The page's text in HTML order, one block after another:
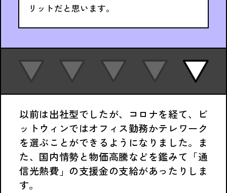
リットだと思います。
以前は出社型でしたが、コロナを経て、ビ
ットウィンではオフィス勤務かテレワーク
を選ぶことができるようになりました。ま
た、国内情勢と物価高騰などを鑑みて「通
信光熱費」の支援金の支給があったりしま
す。